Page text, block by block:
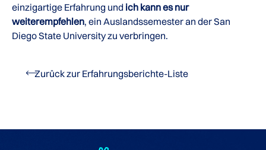
einzigartige Erfahrung und ich kann es nur
weiterempfehlen, ein Auslandssemester an der San
Diego State University zu verbringen.
Zurück zur Erfahrungsberichte-Liste